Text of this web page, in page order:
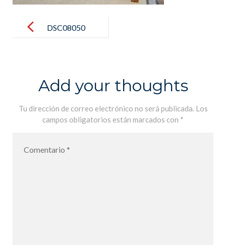
navigationDSC08050
Add your thoughts
Tu dirección de correo electrónico no será publicada. Los
campos obligatorios están marcados con *